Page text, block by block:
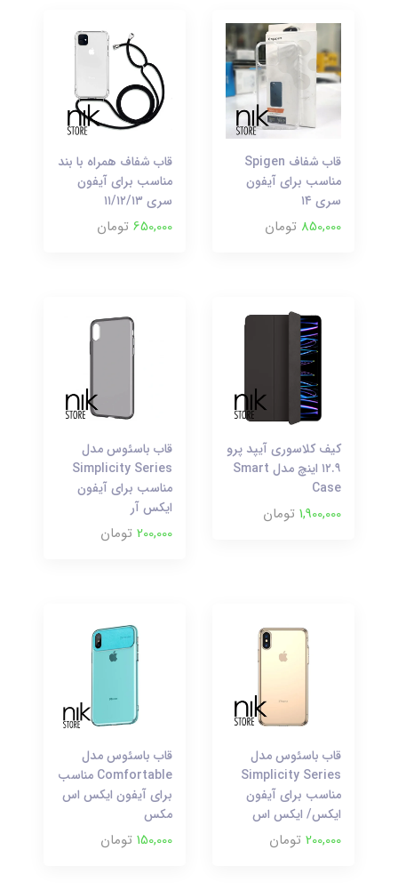
قاب شفاف Spigen
مناسب برای آیفون
سری ۱۴
850,000 تومان
قاب شفاف همراه با بند
مناسب برای آیفون
سری ۱۱/۱۲/۱۳
650,000 تومان
کیف کلاسوری آیپد پرو
۱۲.۹ اینچ مدل Smart
Case
1,900,000 تومان
قاب باسئوس مدل
Simplicity Series
مناسب برای آیفون
ایکس آر
200,000 تومان
قاب باسئوس مدل
Simplicity Series
مناسب برای آیفون
ایکس/ ایکس اس
200,000 تومان
قاب باسئوس مدل
Comfortable مناسب
برای آیفون ایکس اس
مکس
150,000 تومان